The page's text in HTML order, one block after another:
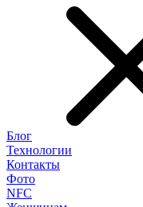
Блог
Технологии
Контакты
Фото
NFC